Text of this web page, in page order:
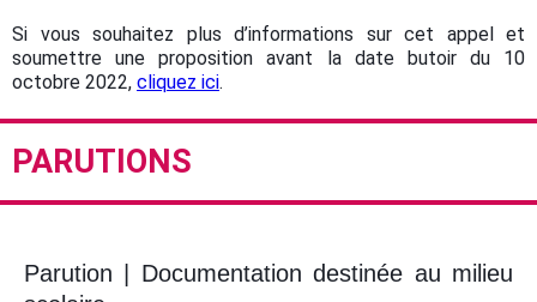
Si vous souhaitez plus d’informations sur cet appel et
soumettre une proposition avant la date butoir du 10
octobre 2022, cliquez ici.
PARUTIONS
Parution | Documentation destinée au milieu